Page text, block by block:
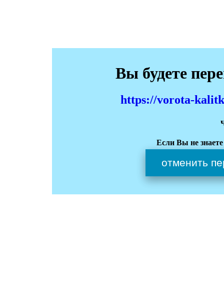
Вы будете
https://vorota-
Если Вы не
отменить